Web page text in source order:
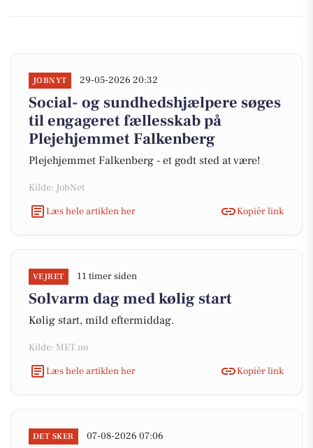
JOBNYT 29-05-2026 20:32
Social- og sundhedshjælpere søges
til engageret fællesskab på
Plejehjemmet Falkenberg
Plejehjemmet Falkenberg - et godt sted at være!
Kilde: JobNet
Læs hele artiklen her
Kopiér link
VEJRET 11 timer siden
Solvarm dag med kølig start
Kølig start, mild eftermiddag.
Kilde: MET.no
Læs hele artiklen her
Kopiér link
DET SKER 07-08-2026 07:06